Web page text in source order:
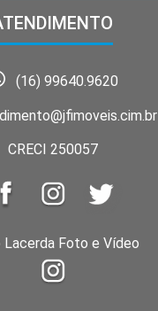
(16) 99640.9620
CRECI 250057
Lacerda Foto e Vídeo